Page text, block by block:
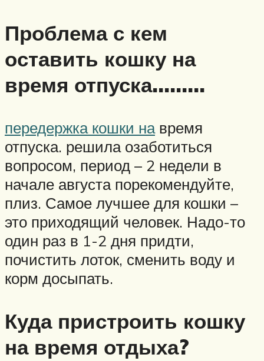
Проблема с кем
оставить кошку на
время отпуска………
передержка кошки навремя
отпуска. решила озаботиться
вопросом, период – 2 недели в
начале августа порекомендуйте,
плиз. Самое лучшее для кошки –
это приходящий человек. Надо-то
один раз в 1-2 дня придти,
почистить лоток, сменить воду и
корм досыпать.
Куда пристроить кошку
на время отдыха?